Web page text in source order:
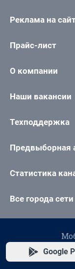
Реклама на
Прайс-лист
О компании
Наши вакансии
Техподдержка
Предвыборная
Статистика
Все города сети
Google